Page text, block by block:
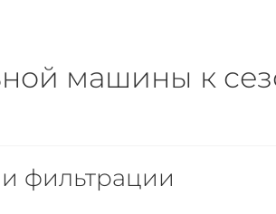
машины к
фильтрации